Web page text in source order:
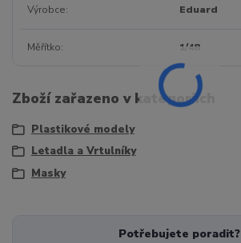
Výrobce Eduard
Měřítko 1/48
Zboží zařazeno v kategoriích
Plastikové modely
Letadla a Vrtulníky
Masky
Potřebujete poradit?